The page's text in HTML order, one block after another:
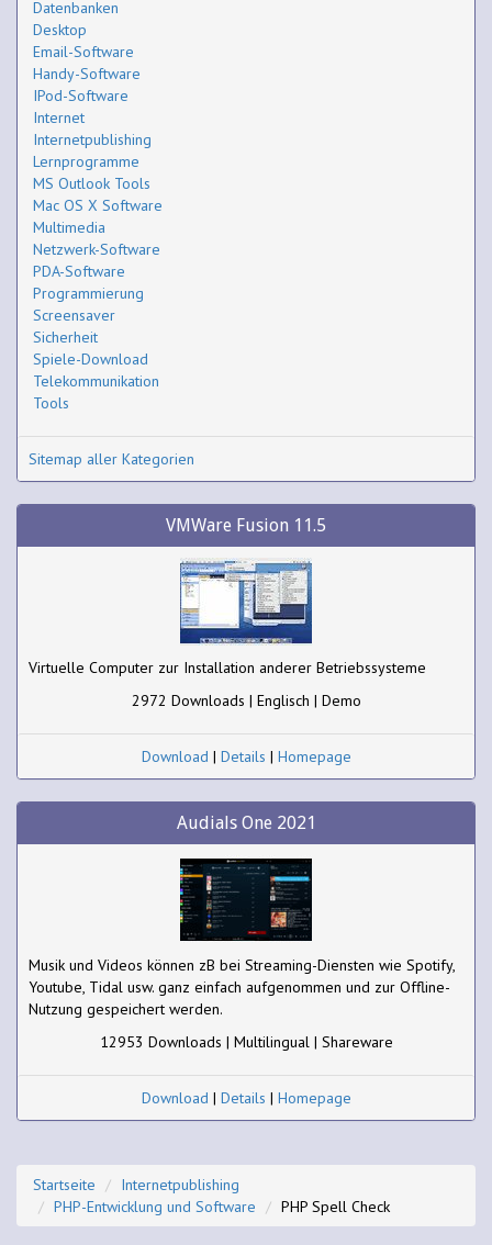
Datenbanken
Desktop
Email-Software
Handy-Software
IPod-Software
Internet
Internetpublishing
Lernprogramme
MS Outlook Tools
Mac OS X Software
Multimedia
Netzwerk-Software
PDA-Software
Programmierung
Screensaver
Sicherheit
Spiele-Download
Telekommunikation
Tools
Sitemap aller Kategorien
VMWare Fusion 11.5
Virtuelle Computer zur Installation anderer Betriebssysteme
2972 Downloads | Englisch | Demo
Download | Details | Homepage
Audials One 2021
Musik und Videos können zB bei Streaming-Diensten wie Spotify,
Youtube, Tidal usw. ganz einfach aufgenommen und zur Offline-
Nutzung gespeichert werden.
12953 Downloads | Multilingual | Shareware
Download | Details | Homepage
Startseite
Internetpublishing
PHP-Entwicklung und Software
PHP Spell Check